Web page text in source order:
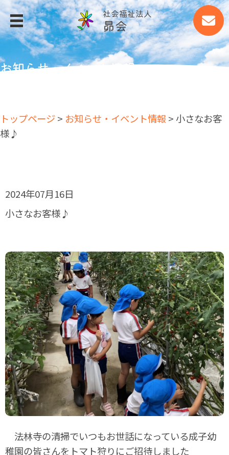
社会福祉法人
昴会
MENU
トップページ
昴会について
事業所案内
四季の郷
細江あすなろ作業所
アグリッシュ西丘
ご利用の流れ
採用情報
ご要望相談窓口
お問い合わせ
お知らせ・イベント情報
トップページ > お知らせ・イベント情報 > 小さなお客
様♪
2024年07月16日
小さなお客様♪
法林寺の清掃でいつもお世話になっている成子幼
稚園の皆さんをトマト狩りにご招待しました